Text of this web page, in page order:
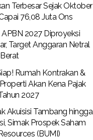
Terbesar Sejak Oktober
76,08 Juta Ons
2027 Diproyeksi
Target Anggaran Netral
Rumah Kontrakan &
Akan Kena Pajak
2027
Akuisisi Tambang hingga
Simak Prospek Saham
(BUMI)